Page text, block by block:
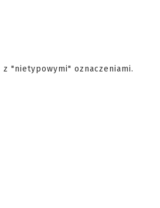
z "nietypowymi" oznaczeniami.